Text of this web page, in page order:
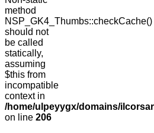
method
NSP_GK4_Thumbs::checkCache()
should not
be called
statically,
assuming
$this from
incompatible
context in
/home/ulpeyygx/domains/
on line 206